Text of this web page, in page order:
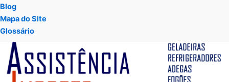
Blog
Mapa do Site
Glossário
Tocador
vídeo